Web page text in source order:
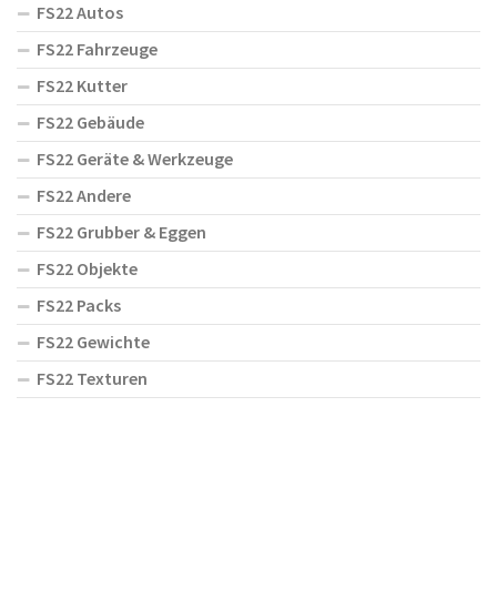
FS22 Autos
FS22 Fahrzeuge
FS22 Kutter
FS22 Gebäude
FS22 Geräte & Werkzeuge
FS22 Andere
FS22 Grubber & Eggen
FS22 Objekte
FS22 Packs
FS22 Gewichte
FS22 Texturen